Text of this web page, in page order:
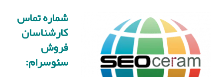
شماره تماس
کارشناسان
فروش
سئوسرام: